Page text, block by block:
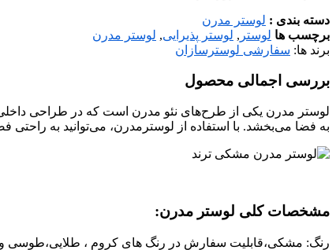
دسته بندی : لوستر مدرن
برچسب ها لوستر , لوستر پذیرایی, لوستر مدرن
برند ها: سفارشی لوسترسازان
بررسی اجمالی محصول
لوستر مدرن یکی از طرح‌های نئو مدرن است که در طراحی داخلی
به فضا می‌بخشد. با استفاده از لوسترمدرن، می‌توانید به
مشخصات کلی لوستر مدرن:
رنگ: مشکی،قابلیت سفارش در رنگ های کروم ، طلایی،طوسی و